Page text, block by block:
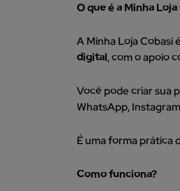
O que é a Minha
A Minha Loja
digital, com o apoio
Você pode criar sua
WhatsApp,
É uma forma prática
Como funciona?